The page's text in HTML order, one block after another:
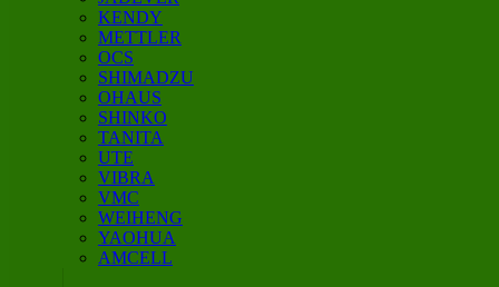
KENDY
METTLER
OCS
SHIMADZU
OHAUS
SHINKO
TANITA
UTE
VIBRA
VMC
WEIHENG
YAOHUA
AMCELL